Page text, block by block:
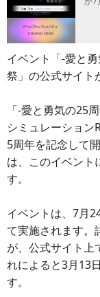
イベント「-愛と
祭」の公式サイト
「-愛と勇気の25
シミュレーション
5周年を記念して
は、このイベント
す。
イベントは、7月
て実施されます。
が、公式サイト上
れによると3月13
す。